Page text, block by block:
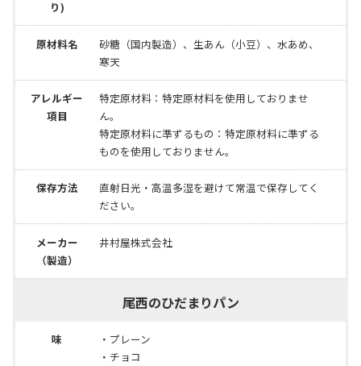
り)
原材料名
砂糖（国内製造）、生あん（小豆）、水あめ、
寒天
アレルギー
項目
特定原材料：特定原材料を使用しておりませ
ん。
特定原材料に準ずるもの：特定原材料に準ずる
ものを使用しておりません。
保存方法
直射日光・高温多湿を避けて常温で保存してく
ださい。
メーカー
（製造）
井村屋株式会社
尾西のひだまりパン
味
・プレーン
・チョコ